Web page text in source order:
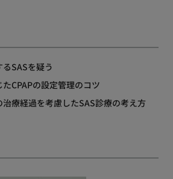
SASを疑う
CPAPの設定管理のコツ
療経過を考慮したSAS診療の考え方